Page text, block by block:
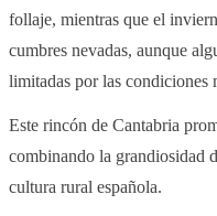
follaje, mientras que el
cumbres nevadas, aunque
limitadas por las condiciones
Este rincón de Cantabria
combinando la grandiosidad
cultura rural española.